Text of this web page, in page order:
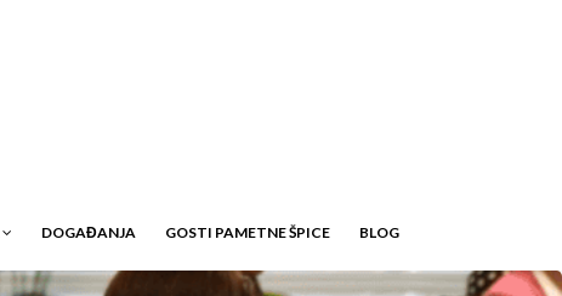
DOGAĐANJA GOSTI PAMETNE ŠPICE BLOG